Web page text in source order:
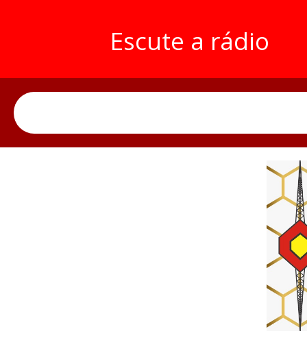
Escute a rádio